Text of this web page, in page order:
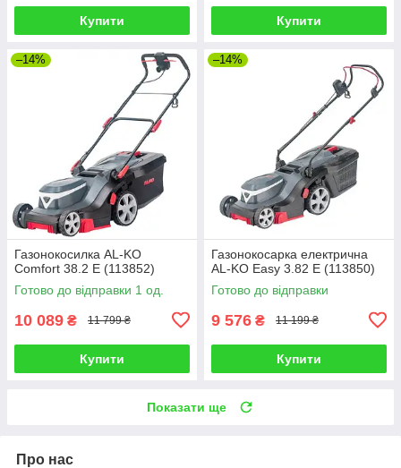
Купити Купити
–14%
Газонокосилка AL-KO
Comfort 38.2 E (113852)
Готово до відправки 1 од.
10 089 ₴ 11 799 ₴
Купити
–14%
Газонокосарка електрична
AL-KO Easy 3.82 E (113850)
Готово до відправки
9 576 ₴ 11 199 ₴
Купити
Показати ще
Про нас